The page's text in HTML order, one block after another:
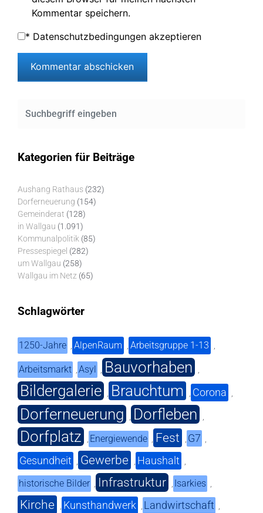
Kommentar speichern.
* Datenschutzbedingungen akzeptieren
Kategorien für Beiträge
Aushang Rathaus (232)
Dorferneuerung (154)
Gemeinderat (128)
in Wallgau (1.091)
Kommunalpolitik (85)
Pressespiegel (282)
um Wallgau (258)
Wallgau im Netz (65)
Schlagwörter
1250-Jahre , AlpenRaum , Arbeitsgruppe 1-13 ,
Arbeitsmarkt ,Asyl , Bauvorhaben ,
Bildergalerie , Brauchtum , Corona ,
Dorferneuerung , Dorfleben ,
Dorfplatz , Energiewende , Fest , G7 ,
Gesundheit , Gewerbe , Haushalt ,
historische Bilder , Infrastruktur , Isarkies ,
Kirche , Kunsthandwerk , Landwirtschaft ,